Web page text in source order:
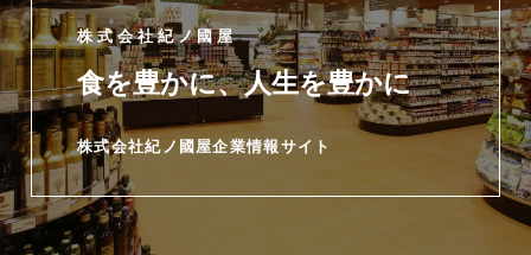
株式会社紀ノ國屋
食を豊かに、人生を豊かに
株式会社紀ノ國屋企業情報サイト